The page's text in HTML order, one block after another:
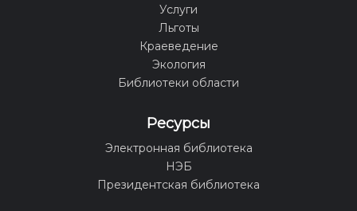
Услуги
Льготы
Краеведение
Экология
Библиотеки области
Ресурсы
Электронная библиотека
НЭБ
Президентская библиотека